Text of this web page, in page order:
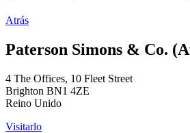
Atrás
Paterson Simons & Co.
4 The Offices, 10 Fleet Street
Brighton BN1 4ZE
Reino Unido
Visitarlo